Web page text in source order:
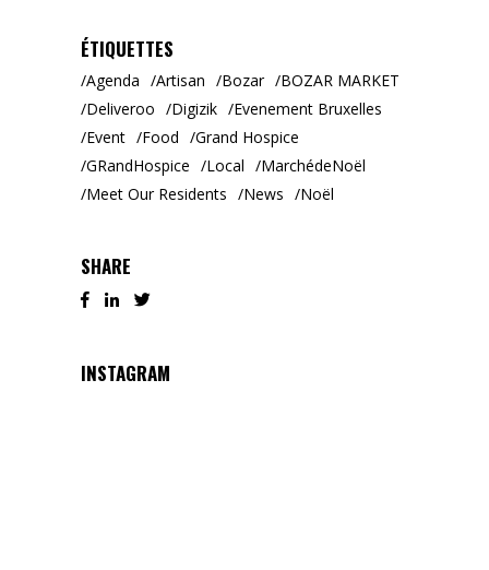
ÉTIQUETTES
Agenda Artisan Bozar
BOZAR MARKET
Deliveroo
Digizik
Evenement Bruxelles
Event
Food
Grand Hospice
GRandHospice
Local
MarchédeNoël
Meet Our Residents
News Noël
SHARE
INSTAGRAM